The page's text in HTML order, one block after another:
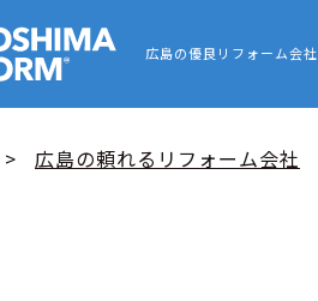
広島の優良リフォーム会
広島の頼れるリフォーム会社